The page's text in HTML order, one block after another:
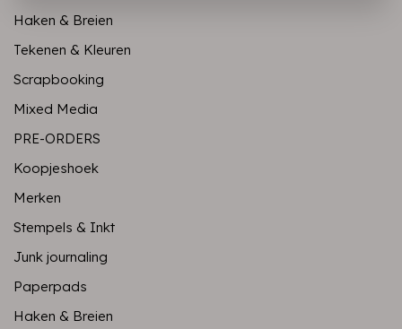
Haken & Breien
Tekenen & Kleuren
Scrapbooking
Mixed Media
PRE-ORDERS
Koopjeshoek
Merken
Stempels & Inkt
Junk journaling
Paperpads
Haken & Breien